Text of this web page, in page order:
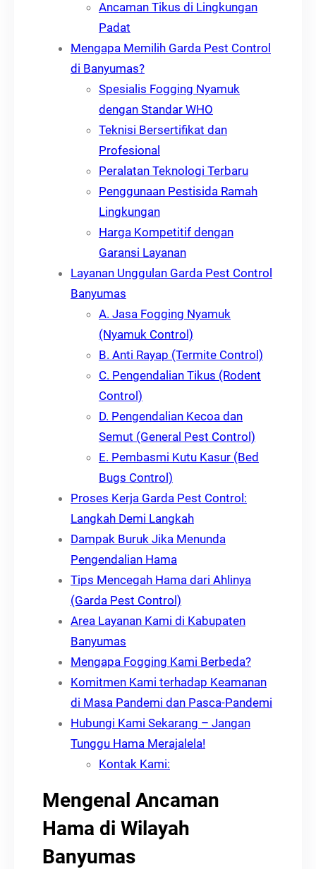
Ancaman Tikus di Lingkungan
Padat
Mengapa Memilih Garda Pest Control
di Banyumas?
Spesialis Fogging Nyamuk
dengan Standar WHO
Teknisi Bersertifikat dan
Profesional
Peralatan Teknologi Terbaru
Penggunaan Pestisida Ramah
Lingkungan
Harga Kompetitif dengan
Garansi Layanan
Layanan Unggulan Garda Pest Control
Banyumas
A. Jasa Fogging Nyamuk
(Nyamuk Control)
B. Anti Rayap (Termite Control)
C. Pengendalian Tikus (Rodent
Control)
D. Pengendalian Kecoa dan
Semut (General Pest Control)
E. Pembasmi Kutu Kasur (Bed
Bugs Control)
Proses Kerja Garda Pest Control:
Langkah Demi Langkah
Dampak Buruk Jika Menunda
Pengendalian Hama
Tips Mencegah Hama dari Ahlinya
(Garda Pest Control)
Area Layanan Kami di Kabupaten
Banyumas
Mengapa Fogging Kami Berbeda?
Komitmen Kami terhadap Keamanan
di Masa Pandemi dan Pasca-Pandemi
Hubungi Kami Sekarang – Jangan
Tunggu Hama Merajalela!
Kontak Kami:
Mengenal Ancaman
Hama di Wilayah
Banyumas